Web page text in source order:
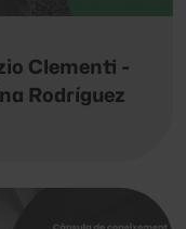
Clementi -
Rodríguez